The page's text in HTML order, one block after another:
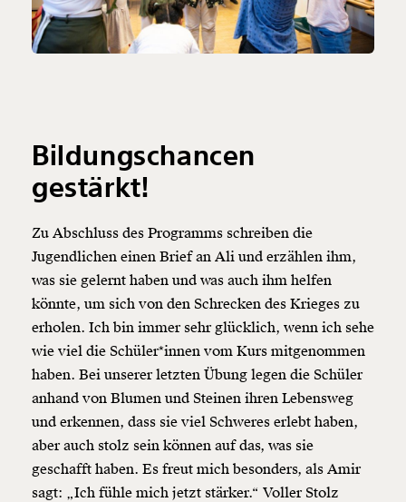
Bildungschancen
gestärkt!
Zu Abschluss des Programms schreiben die
Jugendlichen einen Brief an Ali und erzählen ihm,
was sie gelernt haben und was auch ihm helfen
könnte, um sich von den Schrecken des Krieges zu
erholen. Ich bin immer sehr glücklich, wenn ich sehe
wie viel die Schüler*innen vom Kurs mitgenommen
haben. Bei unserer letzten Übung legen die Schüler
anhand von Blumen und Steinen ihren Lebensweg
und erkennen, dass sie viel Schweres erlebt haben,
aber auch stolz sein können auf das, was sie
geschafft haben. Es freut mich besonders, als Amir
sagt: „Ich fühle mich jetzt stärker.“ Voller Stolz